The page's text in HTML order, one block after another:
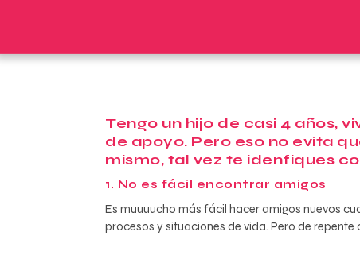
Tengo un hijo de casi 4 años,
de apoyo. Pero eso no evita
mismo, tal vez te idenfiques
1. No es fácil encontrar amigos
Es muuuucho más fácil hacer amigos nuevos
procesos y situaciones de vida. Pero de